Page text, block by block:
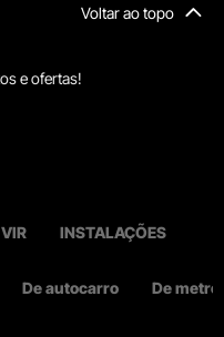
Voltar ao topo
e ofertas!
INSTALAÇÕES
De autocarro De metro